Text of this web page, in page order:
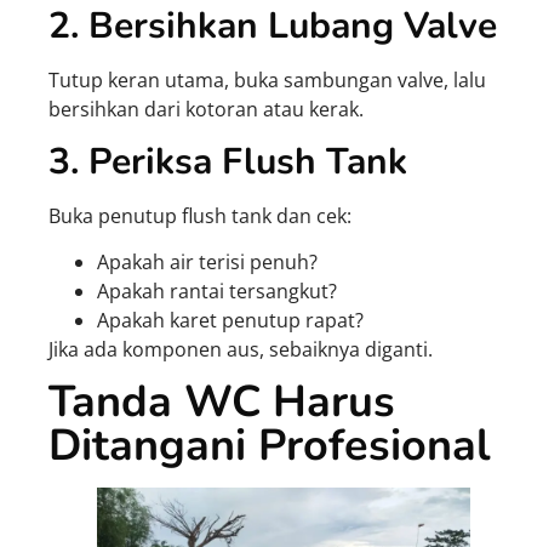
2. Bersihkan Lubang Valve
Tutup keran utama, buka sambungan valve, lalu
bersihkan dari kotoran atau kerak.
3. Periksa Flush Tank
Buka penutup flush tank dan cek:
Apakah air terisi penuh?
Apakah rantai tersangkut?
Apakah karet penutup rapat?
Jika ada komponen aus, sebaiknya diganti.
Tanda WC Harus
Ditangani Profesional